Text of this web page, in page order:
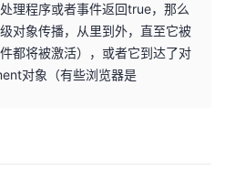
理程序或者事件返回true，那么
对象传播，从里到外，直至它被
都将被激活），或者它到达了对
对象（有些浏览器是